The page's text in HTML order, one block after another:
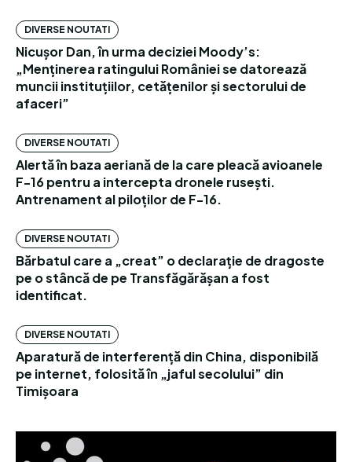
DIVERSE NOUTATI
Nicușor Dan, în urma deciziei Moody’s:
„Menținerea ratingului României se datorează
muncii instituțiilor, cetățenilor și sectorului de
afaceri”
DIVERSE NOUTATI
Alertă în baza aeriană de la care pleacă avioanele
F-16 pentru a intercepta dronele rusești.
Antrenament al piloților de F-16.
DIVERSE NOUTATI
Bărbatul care a „creat” o declarație de dragoste
pe o stâncă de pe Transfăgărășan a fost
identificat.
DIVERSE NOUTATI
Aparatură de interferență din China, disponibilă
pe internet, folosită în „jaful secolului” din
Timișoara